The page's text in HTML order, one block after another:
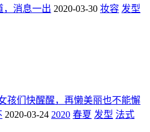
，消息一出 2020-03-30 妆容 发型
孩们快醒醒，再懒美丽也不能懈
2020-03-24 2020 春夏 发型 法式